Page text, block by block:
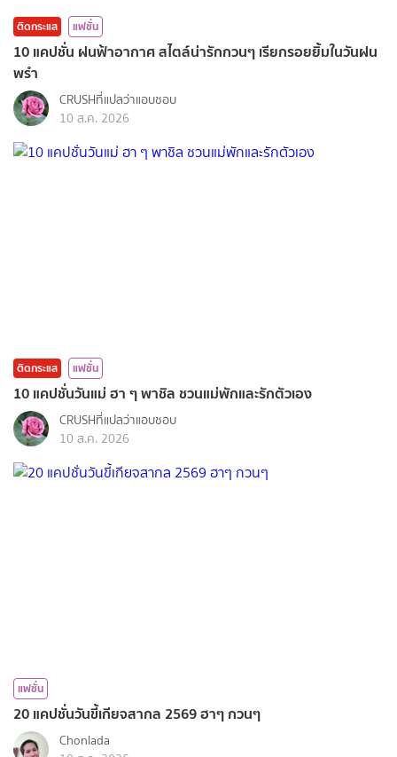
ติดกระแส แฟชั่น
10 แคปชั่น ฝนฟ้าอากาศ สไตล์น่ารักกวนๆ เรียกรอยยิ้มในวันฝน
พรำ
CRUSHที่แปลว่าแอบชอบ
10 ส.ค. 2026
ติดกระแส แฟชั่น
10 แคปชั่นวันแม่ ฮา ๆ พาชิล ชวนแม่พักและรักตัวเอง
CRUSHที่แปลว่าแอบชอบ
10 ส.ค. 2026
แฟชั่น
20 แคปชั่นวันขี้เกียจสากล 2569 ฮาๆ กวนๆ
Chonlada